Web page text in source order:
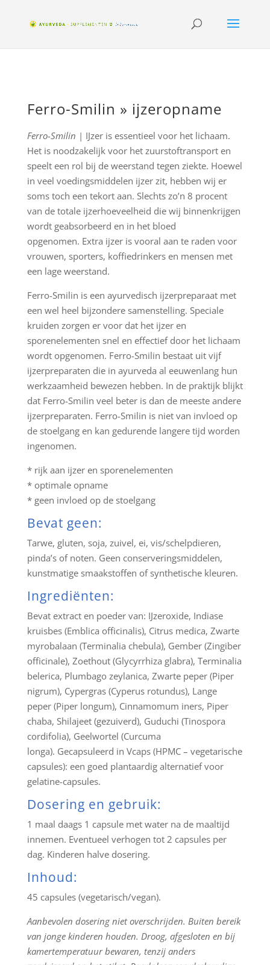
Ferro-Smilin » ijzeropname
Ferro-Smilin | IJzer is essentieel voor het lichaam.
Het is noodzakelijk voor het zuurstoftransport en
speelt een rol bij de weerstand tegen ziekte. Hoewel
in veel voedingsmiddelen ijzer zit, hebben wij er
soms toch een tekort aan. Slechts zo’n 8 procent
van de totale ijzerhoeveelheid die wij binnenkrijgen
wordt geabsorbeerd en in het bloed
opgenomen. Extra ijzer is vooral aan te raden voor
vrouwen, sporters, koffiedrinkers en mensen met
een lage weerstand.
Ferro-Smilin is een ayurvedisch ijzerpreparaat met
een wel heel bijzondere samenstelling. Speciale
kruiden zorgen er voor dat het ijzer en
sporenelementen snel en effectief door het lichaam
wordt opgenomen. Ferro-Smilin bestaat uit vijf
ijzerpreparaten die in ayurveda al eeuwenlang hun
werkzaamheid bewezen hebben. In de praktijk blijkt
dat Ferro-Smilin veel beter is dan de meeste andere
ijzerpreparaten. Ferro-Smilin is niet van invloed op
de stoelgang en kan gedurende langere tijd worden
ingenomen.
* rijk aan ijzer en sporenelementen
* optimale opname
* geen invloed op de stoelgang
Bevat geen:
Tarwe, gluten, soja, zuivel, ei, vis/schelpdieren,
pinda’s of noten. Geen conserveringsmiddelen,
kunstmatige smaakstoffen of synthetische kleuren.
Ingrediënten:
Bevat extract en poeder van: IJzeroxide, Indiase
kruisbes (Emblica officinalis), Citrus medica, Zwarte
myrobalaan (Terminalia chebula), Gember (Zingiber
officinale), Zoethout (Glycyrrhiza glabra), Terminalia
belerica, Plumbago zeylanica, Zwarte peper (Piper
nigrum), Cypergras (Cyperus rotundus), Lange
peper (Piper longum), Cinnamomum iners, Piper
chaba, Shilajeet (gezuiverd), Guduchi (Tinospora
cordifolia), Geelwortel (Curcuma
longa). Gecapsuleerd in Vcaps (HPMC – vegetarische
capsules): een goed plantaardig alternatief voor
gelatine-capsules.
Dosering en gebruik:
1 maal daags 1 capsule met water na de maaltijd
innemen. Eventueel verhogen tot 2 capsules per
dag. Kinderen halve dosering.
Inhoud:
45 capsules (vegetarisch/vegan).
Aanbevolen dosering niet overschrijden. Buiten bereik
van jonge kinderen houden. Droog, afgesloten en bij
kamertemperatuur bewaren, tenzij anders